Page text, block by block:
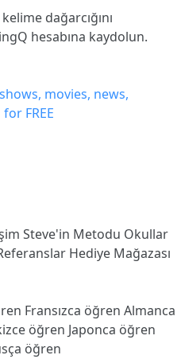
dağarcığını
hesabına kaydolun.
Steve'in Metodu Okullar
Hediye Mağazası
Fransızca öğren Almanca
öğren Japonca öğren
öğren